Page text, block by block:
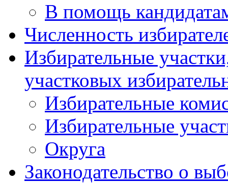
В помощь
Численность
Избирательные
участковых
Избирательные
Избирательные
Округа
Законодательство о